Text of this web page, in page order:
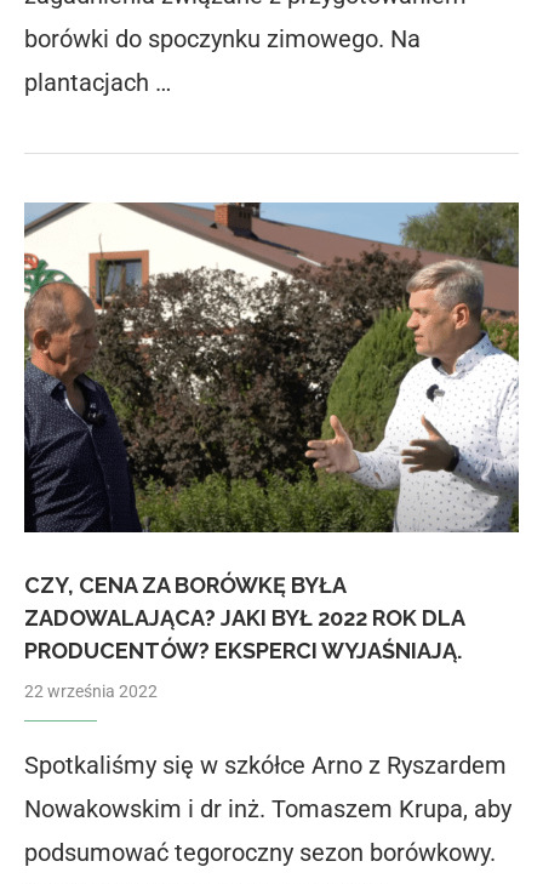
borówki do spoczynku zimowego. Na
plantacjach …
CZY, CENA ZA BORÓWKĘ BYŁA
ZADOWALAJĄCA? JAKI BYŁ 2022 ROK DLA
PRODUCENTÓW? EKSPERCI WYJAŚNIAJĄ.
22 września 2022
Spotkaliśmy się w szkółce Arno z Ryszardem
Nowakowskim i dr inż. Tomaszem Krupa, aby
podsumować tegoroczny sezon borówkowy.